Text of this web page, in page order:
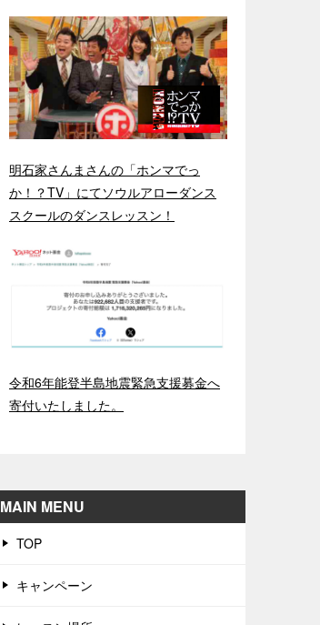
明石家さんまさんの「ホンマでっ
か！？TV」にてソウルアローダンス
スクールのダンスレッスン！
令和6年能登半島地震緊急支援募金へ
寄付いたしました。
MAIN MENU
TOP
キャンペーン